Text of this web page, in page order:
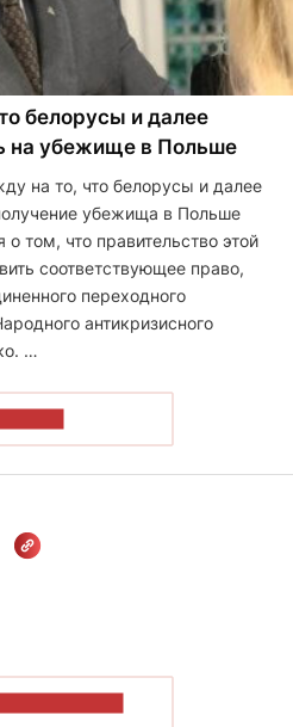
белорусы и далее
на убежище в Польше
на то, что белорусы и далее
убежища в Польше
том, что правительство этой
соответствующее право,
переходного
антикризисного
…